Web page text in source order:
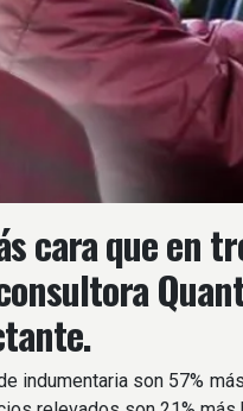
cara que en
indumentaria son 57%